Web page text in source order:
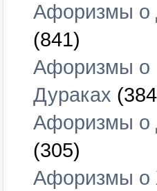
Афоризмы о
(841)
Афоризмы о
Дураках
Афоризмы о
(305)
Афоризмы